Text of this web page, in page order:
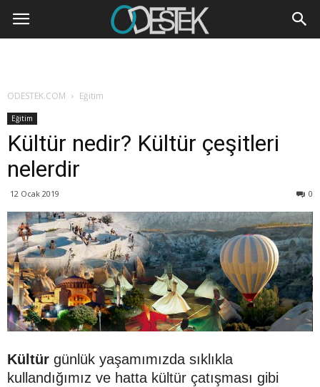
ODESTEK.COM Eğitim
Eğitim
Kültür nedir? Kültür çeşitleri
nelerdir
12 Ocak 2019 0
Kültür günlük yaşamımızda sıklıkla
kullandığımız ve hatta kültür çatışması gibi